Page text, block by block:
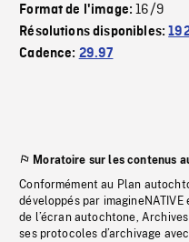
Format de l'image:16/9
Résolutions disponibles:
Cadence: 29.97
Moratoire sur les contenus
Conformément au Plan
développés par
de l’écran autochtone,
ses protocoles d’archivage